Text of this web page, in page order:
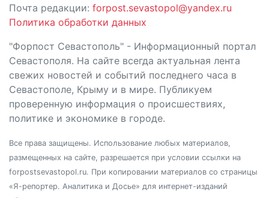
Почта редакции: forpost.sevastopol@yandex.ru
Политика обработки данных
"Форпост Севастополь" - Информационный портал
Севастополя. На сайте всегда актуальная лента
свежих новостей и событий последнего часа в
Севастополе, Крыму и в мире. Публикуем
проверенную информация о происшествиях,
политике и экономике в городе.
Все права защищены. Использование любых материалов,
размещенных на сайте, разрешается при условии ссылки на
forpostsevastopol.ru. При копировании материалов со страницы
«Я-репортер. Аналитика и Досье» для интернет-изданий